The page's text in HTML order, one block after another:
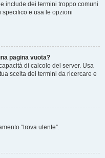
include dei termini troppo comuni
e usa le opzioni
pagina vuota?
di calcolo del server. Usa
scelta dei termini da ricercare e
“trova utente”.